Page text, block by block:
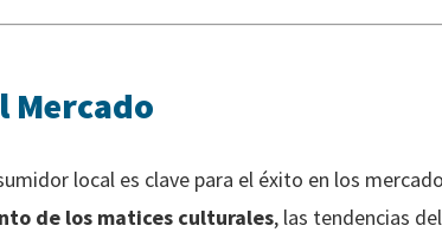
Mercado
local es clave para el éxito en los
de los matices culturales, las tendencias